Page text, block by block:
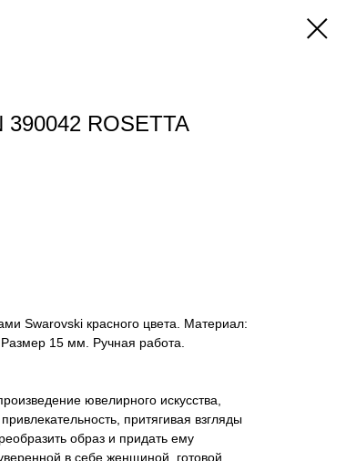
390042 ROSETTA
Swarovski красного цвета. Материал:
15 мм. Ручная работа.
ювелирного искусства,
притягивая взгляды
образ и придать ему
в себе женщиной, готовой